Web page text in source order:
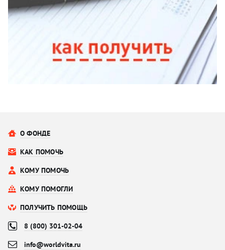
О ФОНДЕ
КАК ПОМОЧЬ
КОМУ ПОМОЧЬ
КОМУ ПОМОГЛИ
ПОЛУЧИТЬ ПОМОЩЬ
8 (800) 301-02-04
info@worldvita.ru